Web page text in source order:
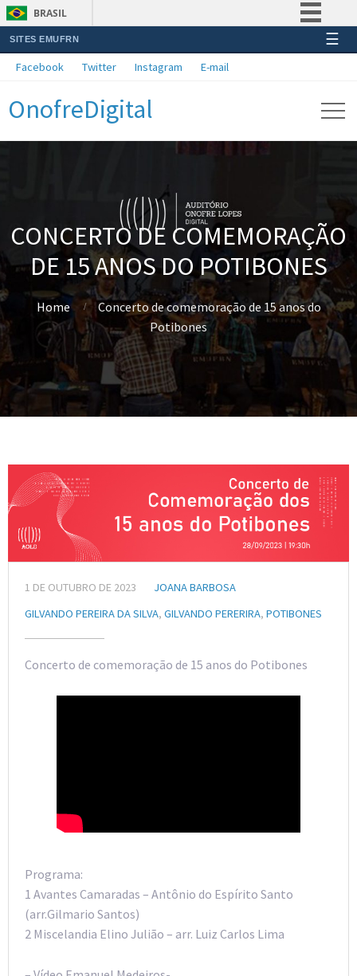
BRASIL
Simplifique!
Acesso à informação
SITES EMUFRN ☰
Facebook Twitter Instagram E-mail
OnofreDigital
CONCERTO DE COMEMORAÇÃO
DE 15 ANOS DO POTIBONES
Home
Concerto de comemoração de 15 anos do
Potibones
1 DE OUTUBRO DE 2023
JOANA BARBOSA
GILVANDO PEREIRA DA SILVA, GILVANDO PERERIRA, POTIBONES
Concerto de comemoração de 15 anos do Potibones
Programa:
1 Avantes Camaradas – Antônio do Espírito Santo
(arr.Gilmario Santos)
2 Miscelandia Elino Julião – arr. Luiz Carlos Lima